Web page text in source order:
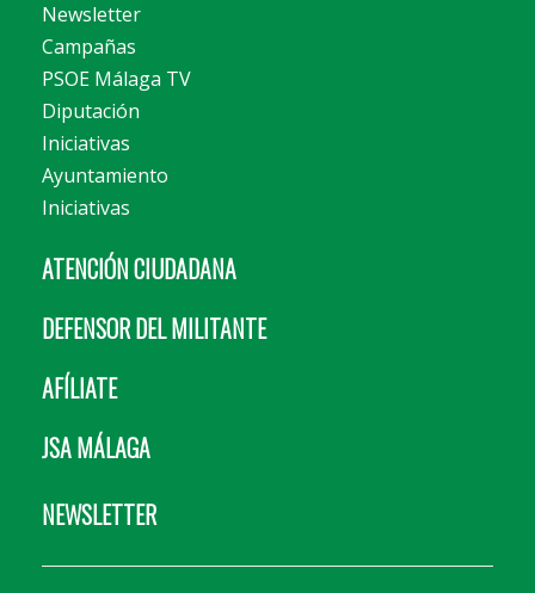
Newsletter
Campañas
PSOE Málaga TV
Diputación
Iniciativas
Ayuntamiento
Iniciativas
ATENCIÓN CIUDADANA
DEFENSOR DEL MILITANTE
AFÍLIATE
JSA MÁLAGA
NEWSLETTER